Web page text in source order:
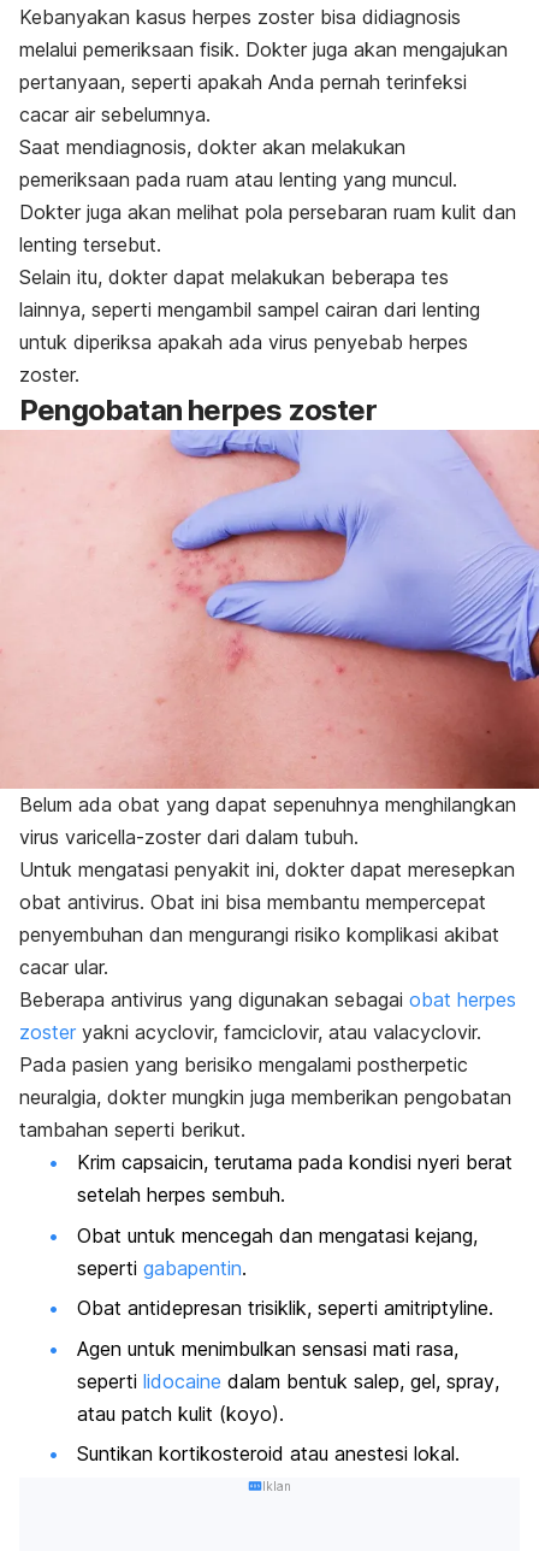
Kebanyakan kasus herpes zoster bisa didiagnosis
melalui pemeriksaan fisik. Dokter juga akan mengajukan
pertanyaan, seperti apakah Anda pernah terinfeksi
cacar air sebelumnya.
Saat mendiagnosis, dokter akan melakukan
pemeriksaan pada ruam atau lenting yang muncul.
Dokter juga akan melihat pola persebaran ruam kulit dan
lenting tersebut.
Selain itu, dokter dapat melakukan beberapa tes
lainnya, seperti mengambil sampel cairan dari lenting
untuk diperiksa apakah ada virus penyebab herpes
zoster.
Pengobatan herpes zoster
Belum ada obat yang dapat sepenuhnya menghilangkan
virus varicella-zoster dari dalam tubuh.
Untuk mengatasi penyakit ini, dokter dapat meresepkan
obat antivirus. Obat ini bisa membantu mempercepat
penyembuhan dan mengurangi risiko komplikasi akibat
cacar ular.
Beberapa antivirus yang digunakan sebagai obat herpes
zoster yakni acyclovir, famciclovir, atau valacyclovir.
Pada pasien yang berisiko mengalami postherpetic
neuralgia, dokter mungkin juga memberikan pengobatan
tambahan seperti berikut.
Krim capsaicin, terutama pada kondisi nyeri berat
setelah herpes sembuh.
Obat untuk mencegah dan mengatasi kejang,
seperti gabapentin.
Obat antidepresan trisiklik, seperti amitriptyline.
Agen untuk menimbulkan sensasi mati rasa,
seperti lidocaine dalam bentuk salep, gel, spray,
atau patch kulit (koyo).
Suntikan kortikosteroid atau anestesi lokal.
Iklan